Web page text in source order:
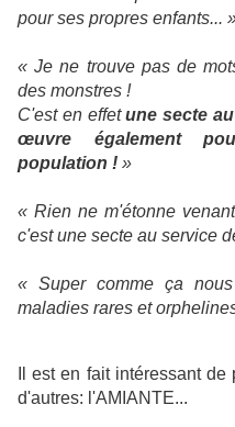
pour ses propres enfants...
« Je ne trouve pas de
des monstres !
C'est en effetune secte
œuvre également
population ! »
« Rien ne m'étonne
c'est une secte au service
« Super comme ça
maladies rares et
Il est en fait intéressant
d'autres: l'AMIANTE...